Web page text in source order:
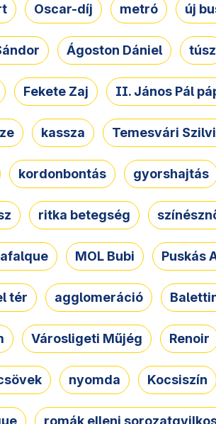
Oscar-díj metró új
Ágoston Dániel túsz
Fekete Zaj II. János Pál
kassza Temesvári
kordonbontás gyorshajtás
ritka betegség
MOL Bubi Puskás
tér agglomeráció
Városligeti Műjég Renoir
nyomda Kocsiszín
romák elleni